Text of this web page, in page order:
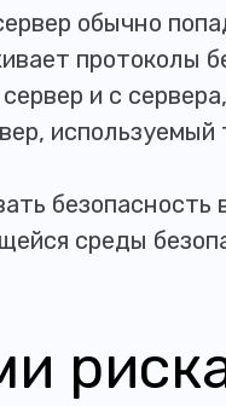
обычно
протоколы
и с
безопасность
среды